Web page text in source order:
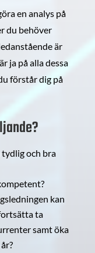
en analys på
du behöver
är
ja på alla dessa
förstår dig på
och bra
kan
ta
samt öka